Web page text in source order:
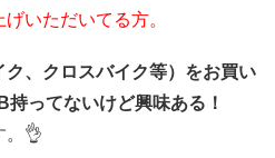
いただいてる方。
、クロスバイク等） をお買い
持ってないけど興味ある！
。👌